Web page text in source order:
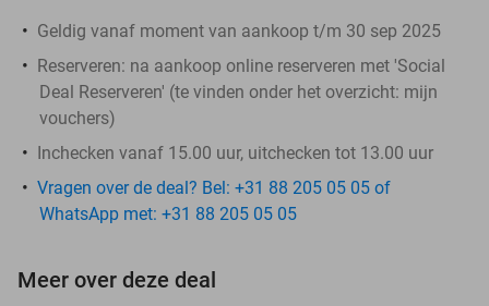
Geldig vanaf moment van aankoop t/m 30 sep 2025
Reserveren: na aankoop online reserveren met 'Social
Deal Reserveren' (te vinden onder het overzicht: mijn
vouchers)
Inchecken vanaf 15.00 uur, uitchecken tot 13.00 uur
Vragen over de deal? Bel: +31 88 205 05 05 of
WhatsApp met: +31 88 205 05 05
Meer over deze deal